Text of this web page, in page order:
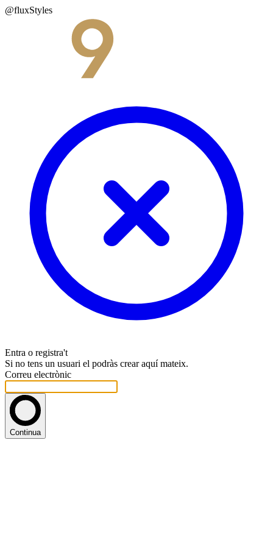
@fluxStyles
Entra o registra't
Si no tens un usuari el podràs crear aquí mateix.
Correu electrònic
Continua